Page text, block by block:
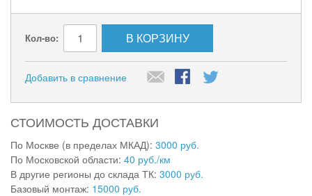
Кол-во: В КОРЗИНУ
Добавить в сравнение
СТОИМОСТЬ ДОСТАВКИ
По Москве (в пределах МКАД): 3000 руб.
По Московской области: 40 руб./км
В другие регионы до склада ТК: 3000 руб.
Базовый монтаж: 15000 руб.